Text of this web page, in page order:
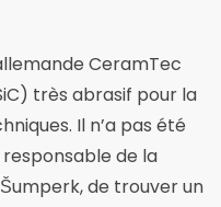
CeramTec
très abrasif pour la
Il n’a pas été
de la
de trouver un